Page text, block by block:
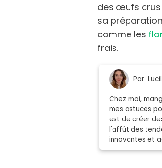
des œufs crus
sa
comme les
frais.
Par
Chez moi,
mes astuces
est de créer
l'affût des
innovantes et